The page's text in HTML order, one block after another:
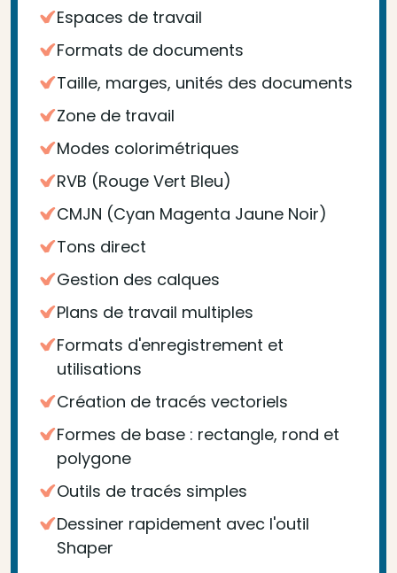
Espaces de travail
Formats de documents
Taille, marges, unités des documents
Zone de travail
Modes colorimétriques
RVB (Rouge Vert Bleu)
CMJN (Cyan Magenta Jaune Noir)
Tons direct
Gestion des calques
Plans de travail multiples
Formats d'enregistrement et
utilisations
Création de tracés vectoriels
Formes de base : rectangle, rond et
polygone
Outils de tracés simples
Dessiner rapidement avec l'outil
Shaper